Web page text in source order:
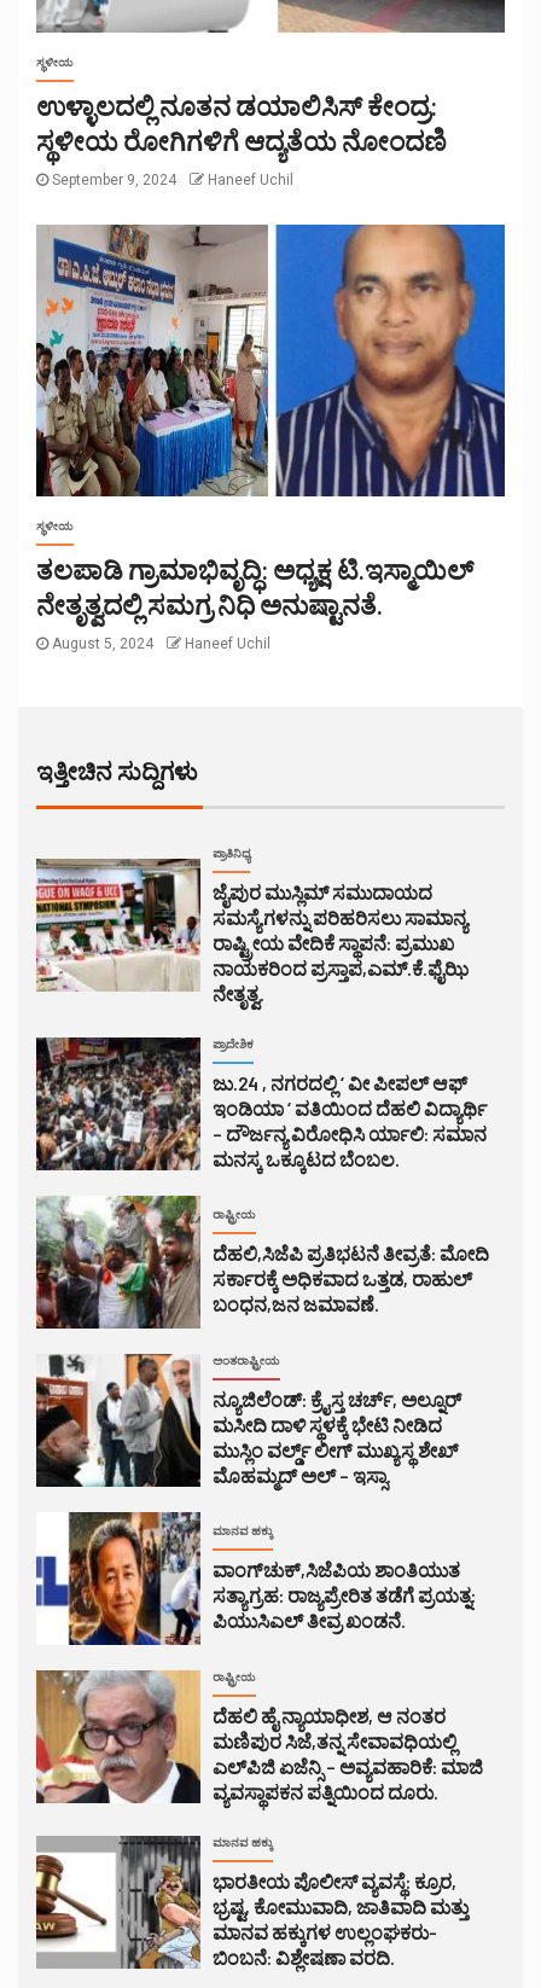
ಸ್ಥಳೀಯ
ಉಳ್ಳಾಲದಲ್ಲಿ ನೂತನ ಡಯಾಲಿಸಿಸ್ ಕೇಂದ್ರ:
ಸ್ಥಳೀಯ ರೋಗಿಗಳಿಗೆ ಆದ್ಯತೆಯ ನೋಂದಣಿ
September 9, 2024 Haneef Uchil
ಸ್ಥಳೀಯ
ತಲಪಾಡಿ ಗ್ರಾಮಾಭಿವೃದ್ಧಿ: ಅಧ್ಯಕ್ಷ ಟಿ.ಇಸ್ಮಾಯಿಲ್
ನೇತೃತ್ವದಲ್ಲಿ ಸಮಗ್ರ ನಿಧಿ ಅನುಷ್ಟಾನತೆ.
August 5, 2024 Haneef Uchil
ಇತ್ತೀಚಿನ ಸುದ್ದಿಗಳು
ಪ್ರಾತಿನಿಧ್ಯ
ಜೈಪುರ ಮುಸ್ಲಿಮ್ ಸಮುದಾಯದ
ಸಮಸ್ಯೆಗಳನ್ನು ಪರಿಹರಿಸಲು ಸಾಮಾನ್ಯ
ರಾಷ್ಟ್ರೀಯ ವೇದಿಕೆ ಸ್ಥಾಪನೆ: ಪ್ರಮುಖ
ನಾಯಕರಿಂದ ಪ್ರಸ್ತಾಪ,ಎಮ್.ಕೆ.ಫೈಝಿ
ನೇತೃತ್ವ.
ಪ್ರಾದೇಶಿಕ
ಜು.24 , ನಗರದಲ್ಲಿ ‘ ವೀ ಪೀಪಲ್ ಆಫ್
ಇಂಡಿಯಾ ‘ ವತಿಯಿಂದ ದೆಹಲಿ ವಿದ್ಯಾರ್ಥಿ
– ದೌರ್ಜನ್ಯ ವಿರೋಧಿಸಿ ರ್ಯಾಲಿ: ಸಮಾನ
ಮನಸ್ಕ ಒಕ್ಕೂಟದ ಬೆಂಬಲ.
ರಾಷ್ಟ್ರೀಯ
ದೆಹಲಿ,ಸಿಜೆಪಿ ಪ್ರತಿಭಟನೆ ತೀವ್ರತೆ: ಮೋದಿ
ಸರ್ಕಾರಕ್ಕೆ ಅಧಿಕವಾದ ಒತ್ತಡ, ರಾಹುಲ್
ಬಂಧನ,ಜನ ಜಮಾವಣೆ.
ಅಂತರಾಷ್ಟ್ರೀಯ
ನ್ಯೂಜಿಲೆಂಡ್: ಕ್ರೈಸ್ತ ಚರ್ಚ್, ಅಲ್ನೂರ್
ಮಸೀದಿ ದಾಳಿ ಸ್ಥಳಕ್ಕೆ ಭೇಟಿ ನೀಡಿದ
ಮುಸ್ಲಿಂ ವರ್ಲ್ಡ್ ಲೀಗ್ ಮುಖ್ಯಸ್ಥ ಶೇಖ್
ಮೊಹಮ್ಮದ್ ಅಲ್ – ಇಸ್ಸಾ.
ಮಾನವ ಹಕ್ಕು
ವಾಂಗ್‌ಚುಕ್,ಸಿಜೆಪಿಯ ಶಾಂತಿಯುತ
ಸತ್ಯಾಗ್ರಹ: ರಾಜ್ಯಪ್ರೇರಿತ ತಡೆಗೆ ಪ್ರಯತ್ನ:
ಪಿಯುಸಿಎಲ್ ತೀವ್ರ ಖಂಡನೆ.
ರಾಷ್ಟ್ರೀಯ
ದೆಹಲಿ ಹೈ ನ್ಯಾಯಾಧೀಶ, ಆ ನಂತರ
ಮಣಿಪುರ ಸಿಜೆ,ತನ್ನ ಸೇವಾವಧಿಯಲ್ಲಿ
ಎಲ್‌ಪಿಜಿ ಏಜೆನ್ಸಿ – ಅವ್ಯವಹಾರಿಕೆ: ಮಾಜಿ
ವ್ಯವಸ್ಥಾಪಕನ ಪತ್ನಿಯಿಂದ ದೂರು.
ಮಾನವ ಹಕ್ಕು
ಭಾರತೀಯ ಪೊಲೀಸ್ ವ್ಯವಸ್ಥೆ: ಕ್ರೂರ,
ಭ್ರಷ್ಟ, ಕೋಮುವಾದಿ, ಜಾತಿವಾದಿ ಮತ್ತು
ಮಾನವ ಹಕ್ಕುಗಳ ಉಲ್ಲಂಘಕರು-
ಬಿಂಬನೆ: ವಿಶ್ಲೇಷಣಾ ವರದಿ.